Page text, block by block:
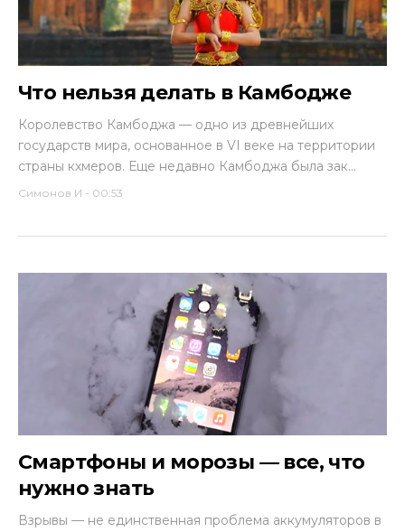
Что нельзя делать в Камбодже
Королевство Камбоджа — одно из древнейших
государств мира, основанное в VI веке на территории
страны кхмеров. Еще недавно Камбоджа была зак...
Симонов И - 00:53
Смартфоны и морозы — все, что
нужно знать
Взрывы — не единственная проблема аккумуляторов в